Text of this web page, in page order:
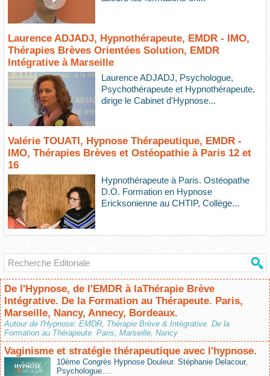
Laurence ADJADJ, Hypnothérapeute, EMDR - IMO,
Thérapies Brèves Orientées Solution, EMDR
Intégrative à Marseille
Laurence ADJADJ, Psychologue,
Psychothérapeute et Hypnothérapeute,
dirige le Cabinet d'Hypnose...
Valérie TOUATI, Hypnose Thérapeutique, EMDR -
IMO, Thérapies Brèves et Ostéopathie à Paris 12 et
16
Hypnothérapeute à Paris. Ostéopathe
D.O. Formation en Hypnose
Ericksonienne au CHTIP, Collège...
De l'Hypnose, de l'EMDR à laThérapie Brève
Intégrative. De la Formation au Thérapeute. Paris,
Marseille, Nancy, Annecy, Bordeaux.
Autour de l'Hypnose: EMDR, Thérapie Brève & Intégrative. De la
Formation au Thérapeute. Paris, Marseille, Nancy
Vaginisme et stratégie thérapeutique avec l'hypnose.
10ème Congrès Hypnose Douleur. Stéphanie Delacour,
Psychologue....